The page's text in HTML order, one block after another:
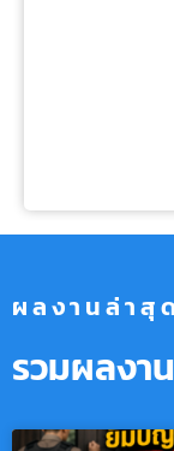
ผลงานล่าสุด
รวมผลงา